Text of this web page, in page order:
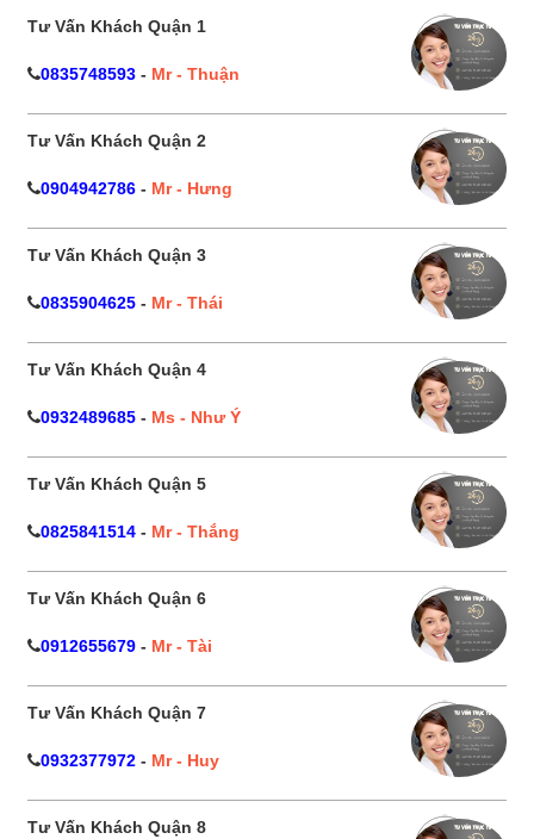
Tư Vấn Khách Quận 1
0835748593 - Mr - Thuận
Tư Vấn Khách Quận 2
0904942786 - Mr - Hưng
Tư Vấn Khách Quận 3
0835904625 - Mr - Thái
Tư Vấn Khách Quận 4
0932489685 - Ms - Như Ý
Tư Vấn Khách Quận 5
0825841514 - Mr - Thắng
Tư Vấn Khách Quận 6
0912655679 - Mr - Tài
Tư Vấn Khách Quận 7
0932377972 - Mr - Huy
Tư Vấn Khách Quận 8